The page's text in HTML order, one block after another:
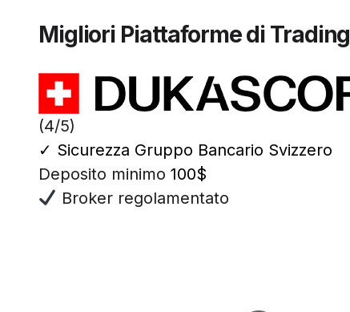
Migliori Piattaforme di Trading
(4/5)
✓ Sicurezza Gruppo Bancario Svizzero
Deposito minimo 100$
Broker regolamentato